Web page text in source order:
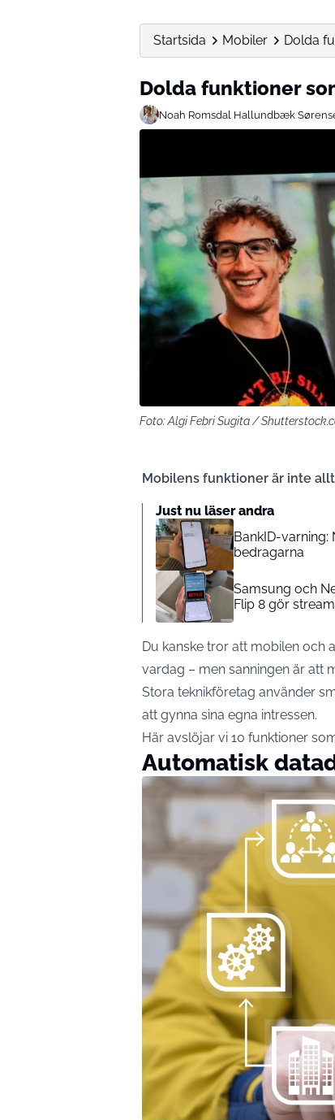
Startsida Mobiler Dolda
Dolda funktioner
Noah Romsdal Hallundbæk
Foto: Algi Febri Sugita /
Mobilens funktioner är inte
Just nu läser andra
BankID-
bedragarna
Samsung och
Flip 8 gör
Du kanske tror att mobilen och
vardag – men sanningen är att
Stora teknikföretag använder
att gynna sina egna intressen.
Här avslöjar vi 10 funktioner
Automatisk